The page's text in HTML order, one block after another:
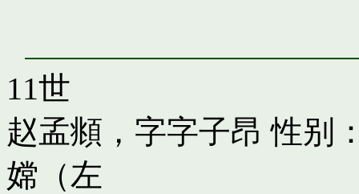
11世
赵孟頫，字字子昂 性别
嫦（左